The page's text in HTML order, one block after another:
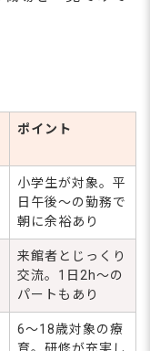
ポイント
小学生が対象。平
日午後～の勤務で
朝に余裕あり
来館者とじっくり
交流。1日2h～の
パートもあり
6～18歳対象の療